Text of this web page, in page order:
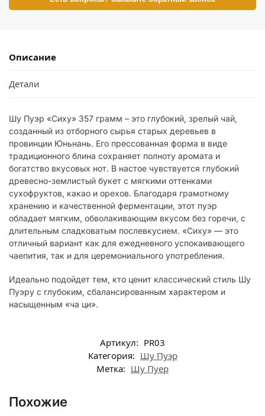
Описание
Детали
Шу Пуэр «Сиху» 357 грамм – это глубокий, зрелый чай,
созданный из отборного сырья старых деревьев в
провинции Юньнань. Его прессованная форма в виде
традиционного блина сохраняет полноту аромата и
богатство вкусовых нот. В настое чувствуется глубокий
древесно-землистый букет с мягкими оттенками
сухофруктов, какао и орехов. Благодаря грамотному
хранению и качественной ферментации, этот пуэр
обладает мягким, обволакивающим вкусом без горечи, с
длительным сладковатым послевкусием. «Сиху» — это
отличный вариант как для ежедневного успокаивающего
чаепития, так и для церемониального употребления.
Идеально подойдет тем, кто ценит классический стиль Шу
Пуэру с глубоким, сбалансированным характером и
насыщенным «ча ци».
Артикул: PR03
Категория: Шу Пуэр
Метка: Шу Пуер
Похожие